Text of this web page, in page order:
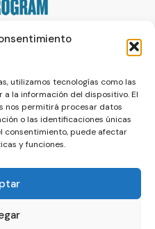
utilizamos tecnologías como las
la información del dispositivo. El
nos permitirá procesar datos
o las identificaciones únicas
consentimiento, puede afectar
y funciones.